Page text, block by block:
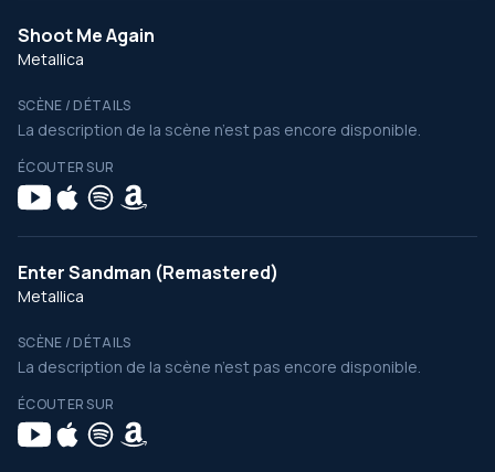
Shoot Me Again
Metallica
SCÈNE / DÉTAILS
La description de la scène n’est pas encore disponible.
ÉCOUTER SUR
Enter Sandman (Remastered)
Metallica
SCÈNE / DÉTAILS
La description de la scène n’est pas encore disponible.
ÉCOUTER SUR